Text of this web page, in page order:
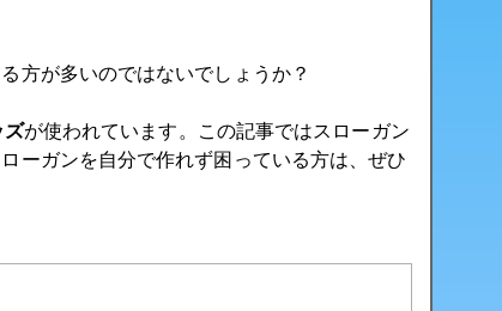
方が多いのではないでしょうか？
ズが使われています。この記事ではスローガン
ーガンを自分で作れず困っている方は、ぜひ